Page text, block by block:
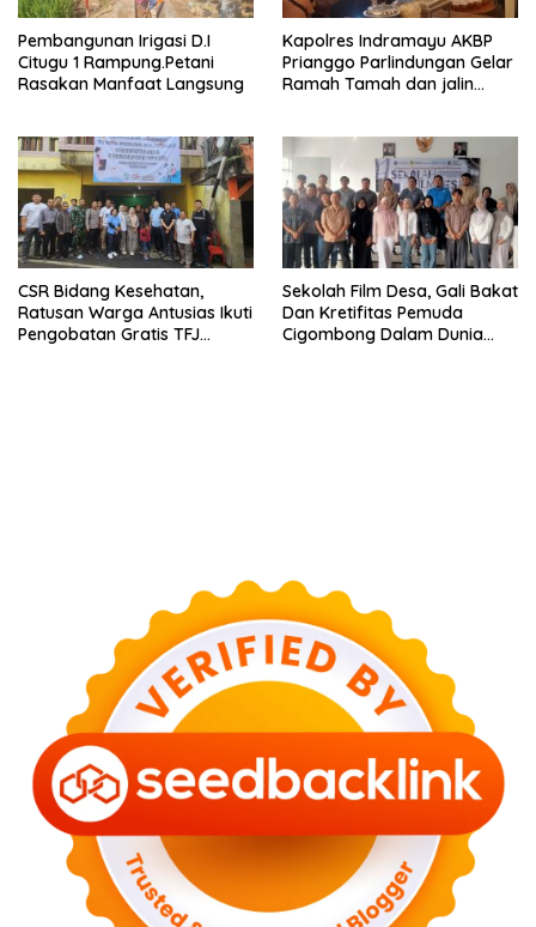
Pembangunan Irigasi D.I
Citugu 1 Rampung.Petani
Rasakan Manfaat Langsung
Kapolres Indramayu AKBP
Prianggo Parlindungan Gelar
Ramah Tamah dan jalin
CSR Bidang Kesehatan,
Ratusan Warga Antusias Ikuti
Pengobatan Gratis TFJ
Sekolah Film Desa, Gali Bakat
Dan Kretifitas Pemuda
Cigombong Dalam Dunia